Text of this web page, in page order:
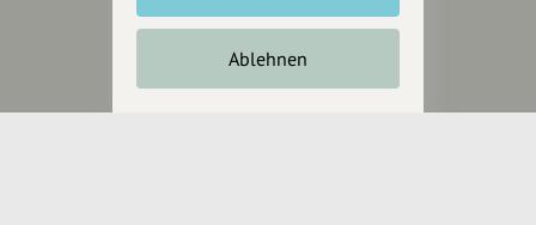
Spendenquittung ausstellen.
Ablehnen